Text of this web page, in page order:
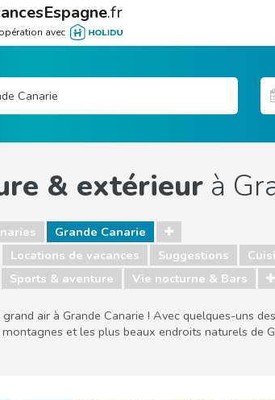
.fr
avec
& extérieur à
Grande Canarie
Locations de vacances Suggestions
Sports & aventure Vie nocturne & Bars
air à Grande Canarie ! Avec quelques-uns
et les plus beaux endroits naturels de